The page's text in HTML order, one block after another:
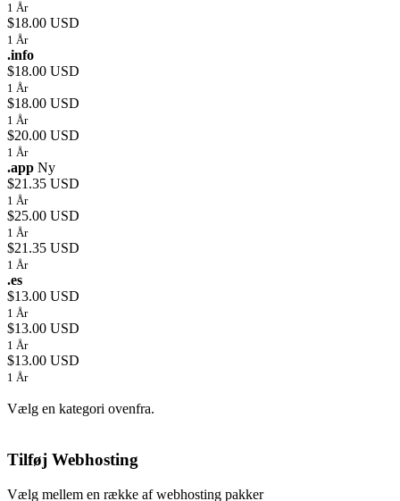
1 År
$18.00 USD
1 År
.info
$18.00 USD
1 År
$18.00 USD
1 År
$20.00 USD
1 År
.app Ny
$21.35 USD
1 År
$25.00 USD
1 År
$21.35 USD
1 År
.es
$13.00 USD
1 År
$13.00 USD
1 År
$13.00 USD
1 År
Vælg en kategori ovenfra.
Tilføj Webhosting
Vælg mellem en række af webhosting pakker